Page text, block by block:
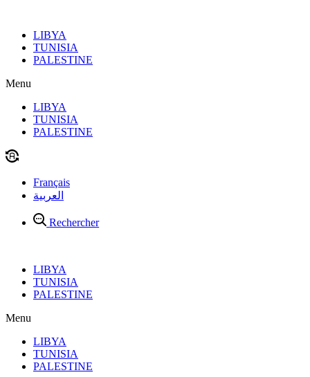
contenuLIBYA
TUNISIA
PALESTINE
Menu
LIBYA
TUNISIA
PALESTINE
Français
العربية
Rechercher
LIBYA
TUNISIA
PALESTINE
Menu
LIBYA
TUNISIA
PALESTINE